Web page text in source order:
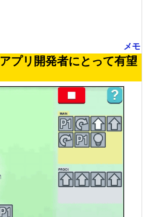
メモ
プリ開発者にとって有望